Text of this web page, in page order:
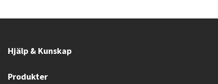
Hjälp & Kunskap
Produkter